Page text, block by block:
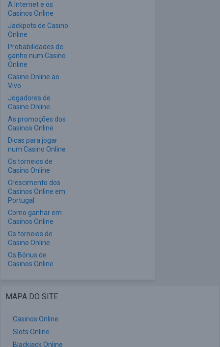
A Internet e os
Casinos Online
Jackpots de Casino
Online
Probabilidades de
ganho num Casino
Online
Casino Online ao
Vivo
Jogadores de
Casino Online
As promoções dos
Casinos Online
Dicas para jogar
num Casino Online
Os torneios de
Casino Online
Crescimento dos
Casinos Online em
Portugal
Como ganhar em
Casinos Online
Os torneios de
Casino Online
Os Bónus de
Casinos Online
MAPA DO SITE
Casinos Online
Slots Online
Blackjack Online